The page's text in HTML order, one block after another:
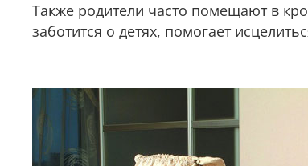
Также родители часто помещают в
заботится о детях, помогает